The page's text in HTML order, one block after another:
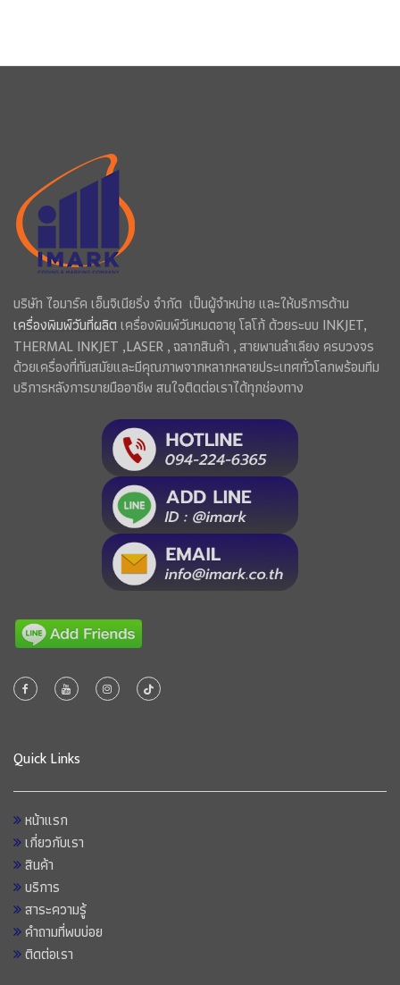
บริษัท ไอมาร์ค เอ็นจิเนียริ่ง จำกัด เป็นผู้จำหน่าย และให้บริการด้าน
เครื่องพิมพ์วันที่ผลิตเครื่องพิมพ์วันหมดอายุ โลโก้ ด้วยระบบ INKJET,
THERMAL INKJET ,LASER , ฉลากสินค้า , สายพานลำเลียง ครบวงจร
ด้วยเครื่องที่ทันสมัยและมีคุณภาพจากหลากหลายประเทศทั่วโลกพร้อมทีม
บริการหลังการขายมืออาชีพ สนใจติดต่อเราได้ทุกช่องทาง
Quick Links
หน้าแรก
เกี่ยวกับเรา
สินค้า
บริการ
สาระความรู้
คำถามที่พบบ่อย
ติดต่อเรา